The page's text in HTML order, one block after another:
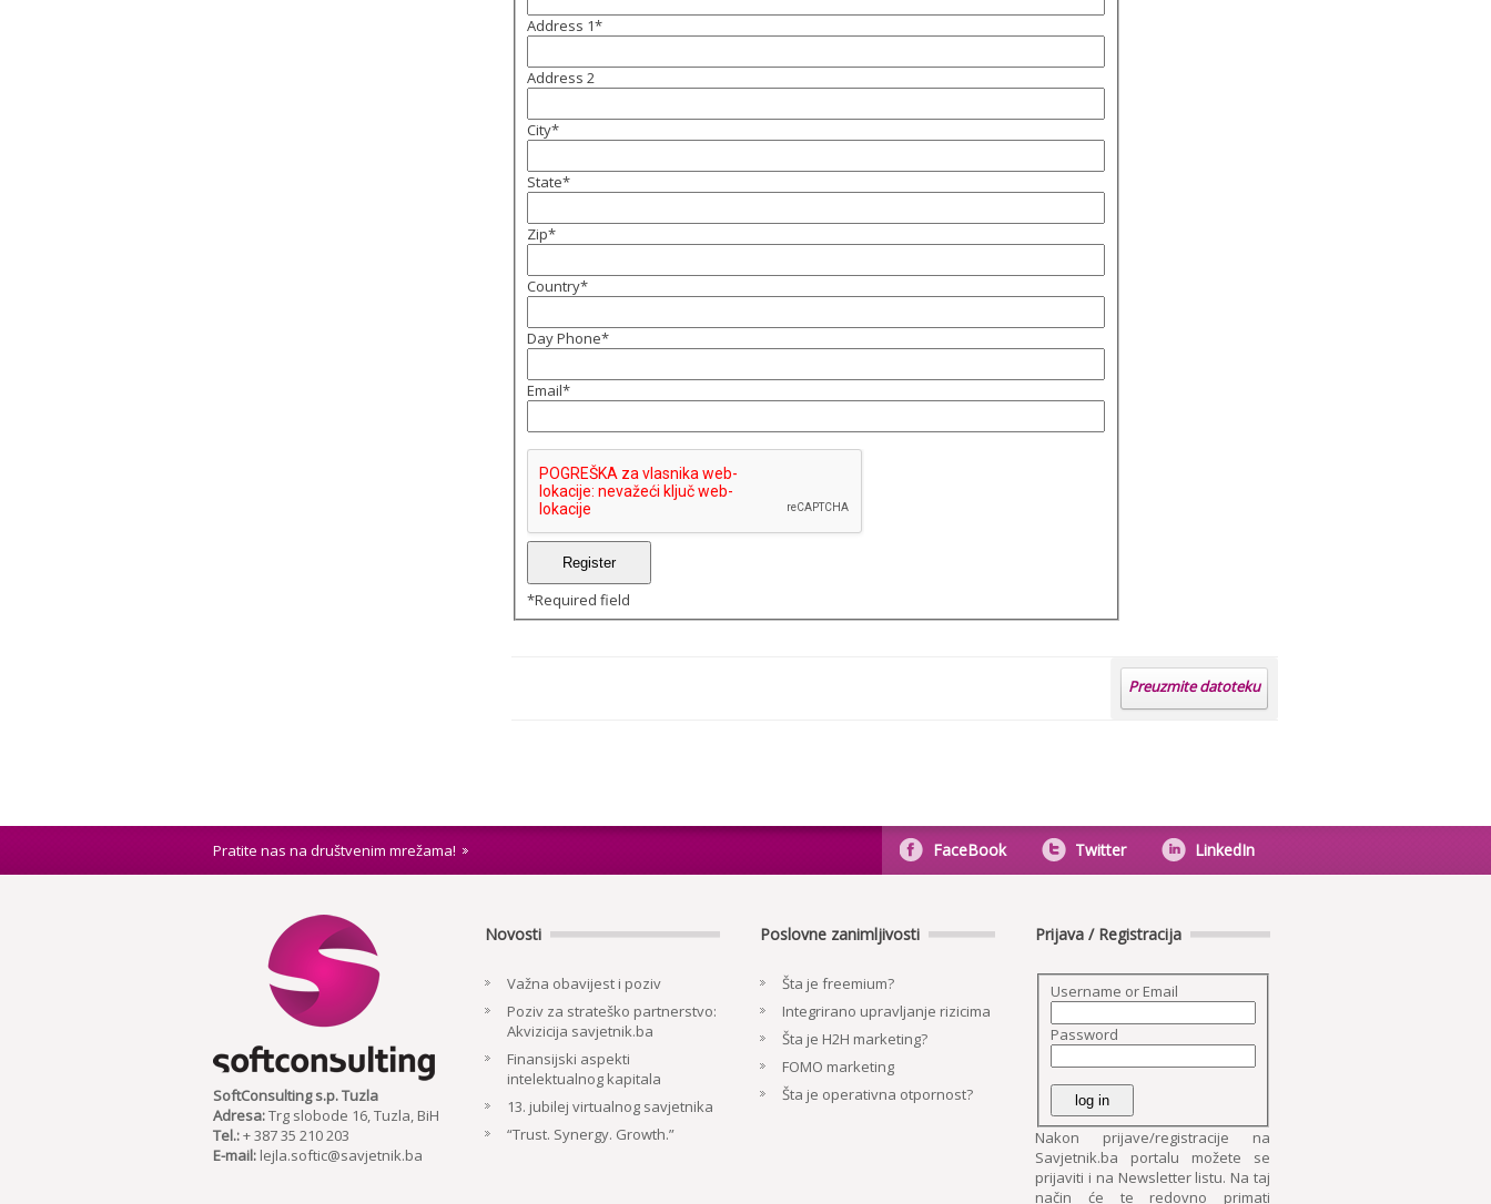
Address 1*
Address 2
City*
State*
Zip*
Country*
Day Phone*
Email*
*Required field
Preuzmite datoteku
Pratite nas na društvenim mrežama! FaceBook Twitter LinkedIn
SoftConsulting s.p. Tuzla
Adresa:Trg slobode 16, Tuzla, BiH
Tel.:+ 387 35 210 203
E-mail: lejla.softic@savjetnik.ba
Novosti
Važna obavijest i poziv
Poziv za strateško partnerstvo:
Akvizicija savjetnik.ba
Finansijski aspekti
intelektualnog kapitala
13. jubilej virtualnog savjetnika
“Trust. Synergy. Growth.”
Poslovne zanimljivosti
Šta je freemium?
Integrirano upravljanje rizicima
Šta je H2H marketing?
FOMO marketing
Šta je operativna otpornost?
Prijava / Registracija
Username or Email
Password
Nakon prijave/registracije na
Savjetnik.ba portalu možete se
prijaviti i na Newsletter listu. Na taj
način će te redovno primati